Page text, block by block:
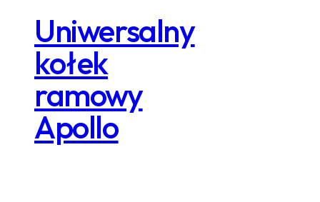
Uniwersalny
kołek
ramowy
Apollo